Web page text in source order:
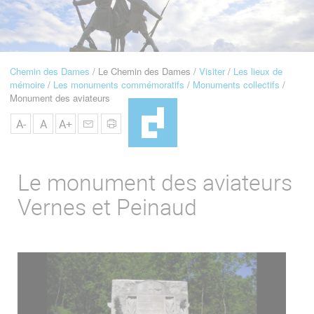
Navigation
Fil
d'Ariane
Chemin des Dames Le Chemin des Dames Visiter
Les lieux de
mémoire
Les monuments commémoratifs
Monuments collectifs
Monument des aviateurs
A- A A+
Le monument des aviateurs
Vernes et Peinaud